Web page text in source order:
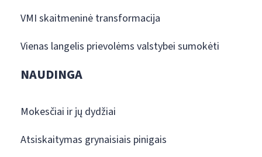
VMI skaitmeninė transformacija
Vienas langelis prievolėms valstybei sumokėti
NAUDINGA
Mokesčiai ir jų dydžiai
Atsiskaitymas grynaisiais pinigais